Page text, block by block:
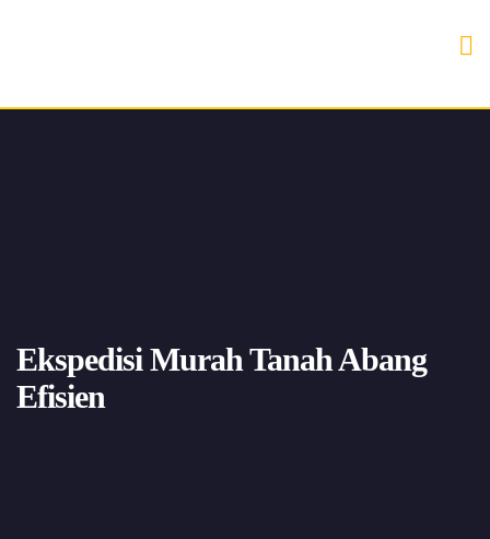
Ekspedisi Murah Tanah Abang
Efisien